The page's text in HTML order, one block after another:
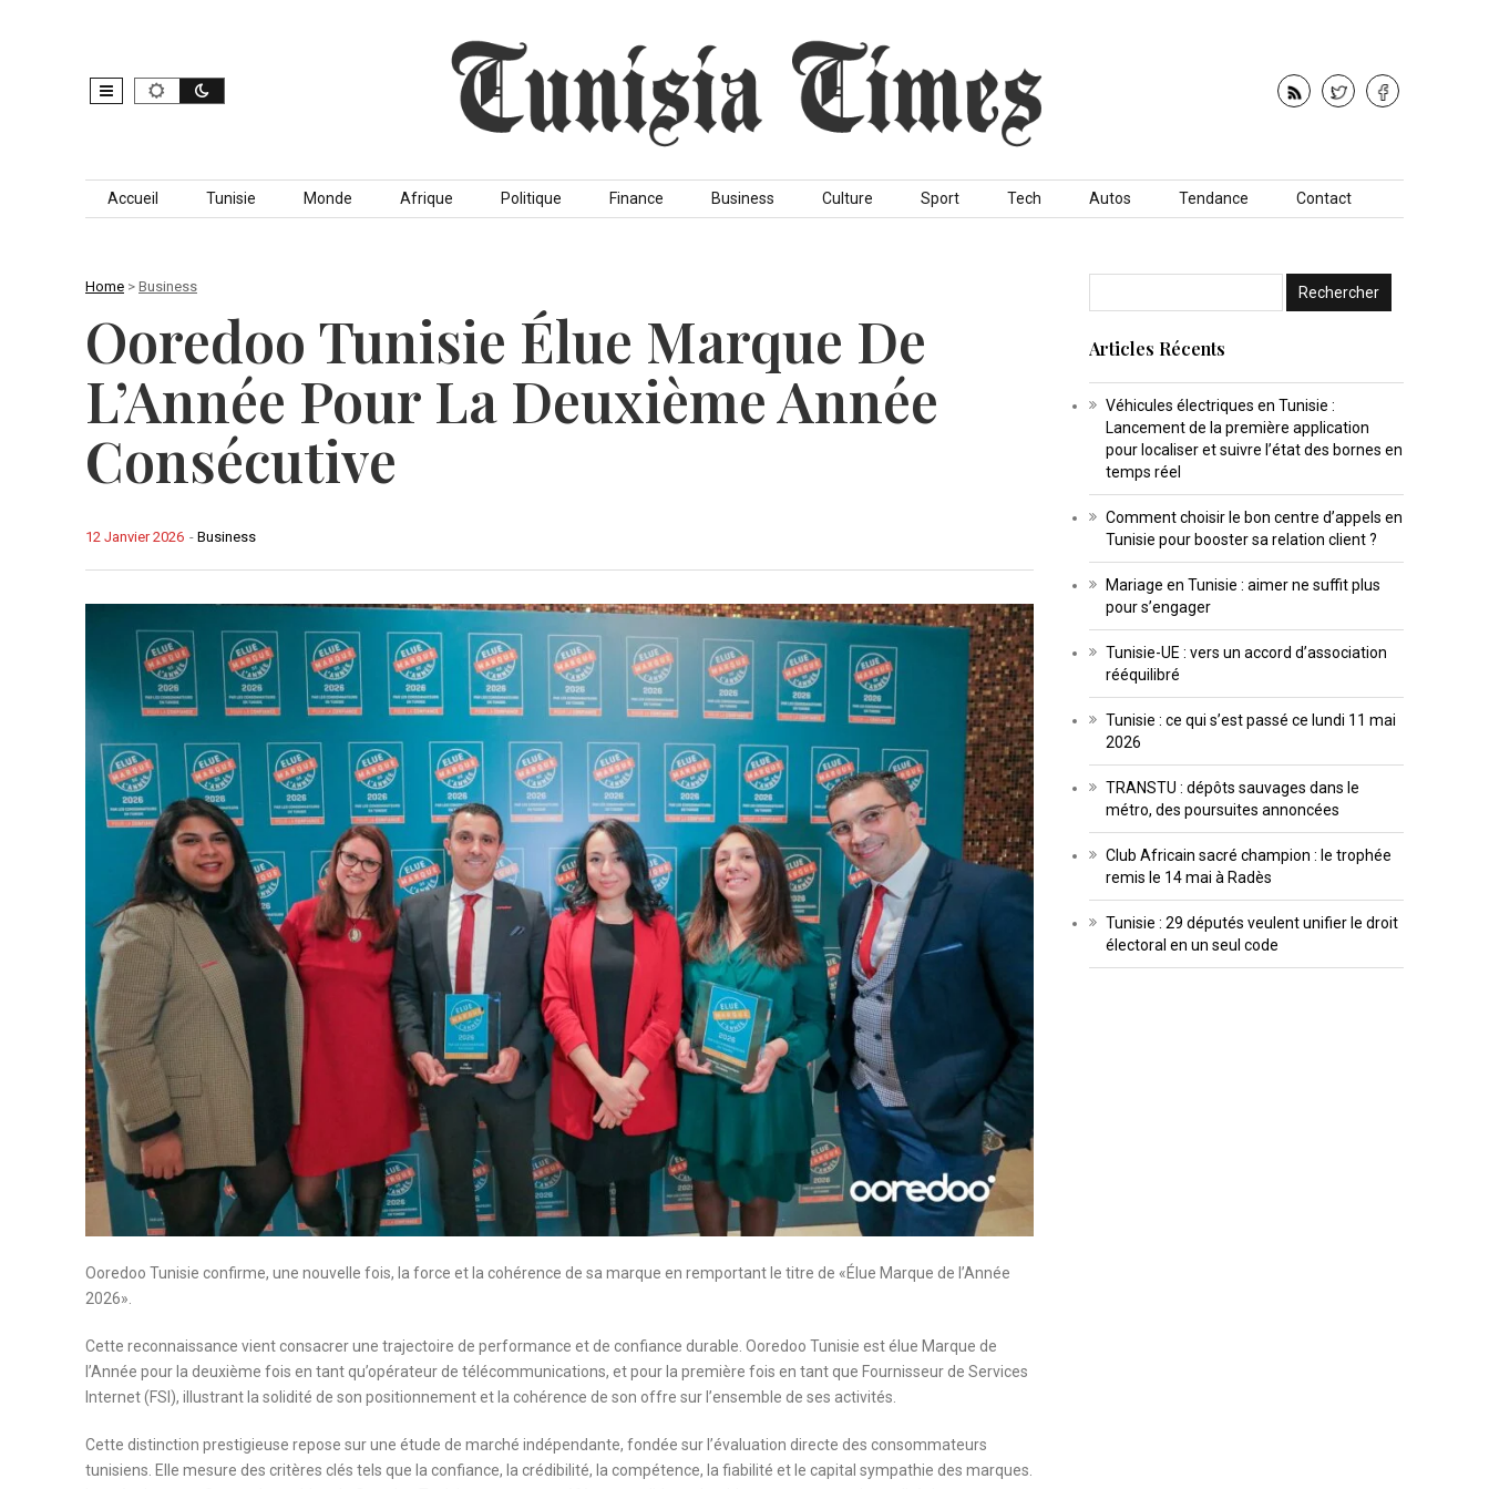
Skip to content
Accueil Tunisie Monde Afrique Politique Finance Business Culture Sport Tech Autos Tendance Contact
Home > Business
Ooredoo Tunisie Élue Marque De
L’Année Pour La Deuxième Année
Consécutive
- Business
12 Janvier 2026
Ooredoo Tunisie confirme, une nouvelle fois, la force et la cohérence de sa marque en remportant le titre de «Élue Marque de l’Année
2026».
Cette reconnaissance vient consacrer une trajectoire de performance et de confiance durable. Ooredoo Tunisie est élue Marque de
l’Année pour la deuxième fois en tant qu’opérateur de télécommunications, et pour la première fois en tant que Fournisseur de Services
Internet (FSI), illustrant la solidité de son positionnement et la cohérence de son offre sur l’ensemble de ses activités.
Cette distinction prestigieuse repose sur une étude de marché indépendante, fondée sur l’évaluation directe des consommateurs
tunisiens. Elle mesure des critères clés tels que la confiance, la crédibilité, la compétence, la fiabilité et le capital sympathie des marques.
Articles Récents
Véhicules électriques en Tunisie :
Lancement de la première application
pour localiser et suivre l’état des bornes en
temps réel
Comment choisir le bon centre d’appels en
Tunisie pour booster sa relation client ?
Mariage en Tunisie : aimer ne suffit plus
pour s’engager
Tunisie-UE : vers un accord d’association
rééquilibré
Tunisie : ce qui s’est passé ce lundi 11 mai
2026
TRANSTU : dépôts sauvages dans le
métro, des poursuites annoncées
Club Africain sacré champion : le trophée
remis le 14 mai à Radès
Tunisie : 29 députés veulent unifier le droit
électoral en un seul code